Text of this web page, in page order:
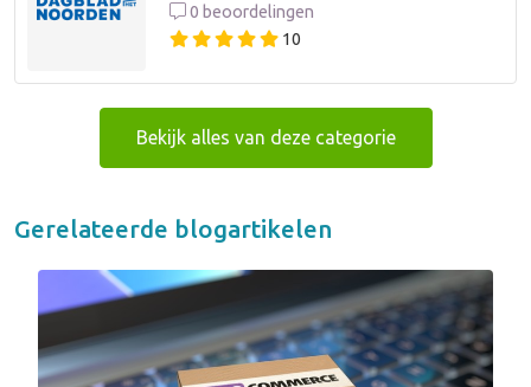
0 beoordelingen
10
Bekijk alles van deze categorie
Gerelateerde blogartikelen